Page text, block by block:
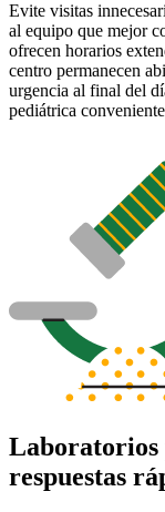
Evite visitas
al equipo que mejor
ofrecen horarios
centro permanecen
urgencia al final del
pediátrica
Laboratorios
respuestas